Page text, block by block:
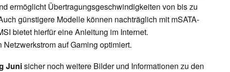
ermöglicht Übertragungsgeschwindigkeiten von bis zu
günstigere Modelle können nachträglich mit mSATA-
bietet hierfür eine Anleitung im Internet.
auf Gaming optimiert.
Junisicher noch weitere Bilder und Informationen zu den